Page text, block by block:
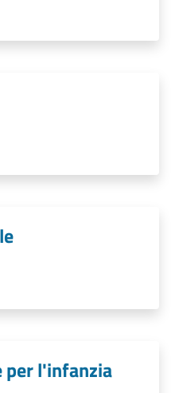
per l'infanzia